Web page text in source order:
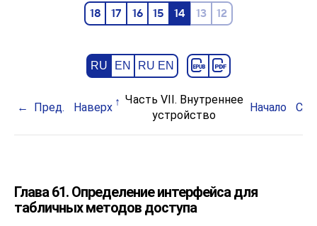
18
17 16 15 14 13 12
RU EN RU EN
Пред. Наверх
Часть VII. Внутреннее
устройство
Начало
Глава 61. Определение интерфейса для
табличных методов доступа